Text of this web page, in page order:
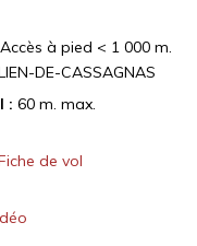
Accès à pied < 1 000 m.
DE-CASSAGNAS
: 60 m. max.
de vol